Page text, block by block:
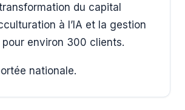
du capital
à l’IA et la gestion
environ 300 clients.
nationale.